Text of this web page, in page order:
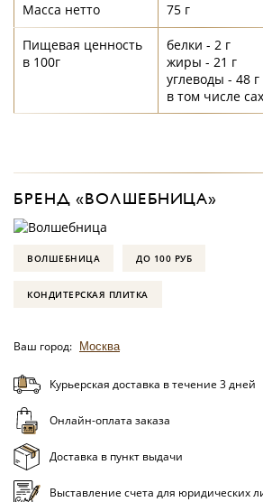
Масса нетто 75 г
Пищевая ценность
в 100г
белки - 2 г
жиры - 21 г
углеводы - 48 г
в том числе
БРЕНД «ВОЛШЕБНИЦА»
ВОЛШЕБНИЦА ДО 100 РУБ
КОНДИТЕРСКАЯ ПЛИТКА
Ваш город: Москва
Курьерская доставка в течение 3 дней
Онлайн-оплата заказа
Доставка в пункт выдачи
Выставление счета для юридических